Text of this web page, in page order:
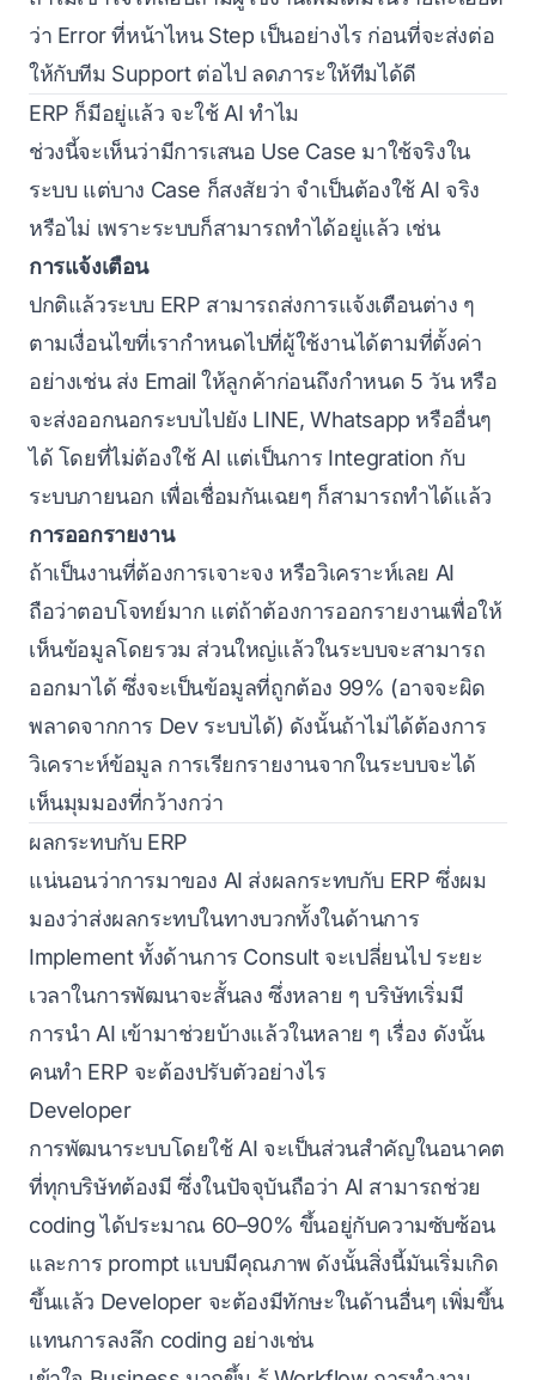
ว่า Error ที่หน้าไหน Step เป็นอย่างไร ก่อนที่จะส่งต่อ
ให้กับทีม Support ต่อไป ลดภาระให้ทีมได้ดี
ERP ก็มีอยู่แล้ว จะใช้ AI ทำไม
ช่วงนี้จะเห็นว่ามีการเสนอ Use Case มาใช้จริงใน
ระบบ แต่บาง Case ก็สงสัยว่า จำเป็นต้องใช้ AI จริง
หรือไม่ เพราะระบบก็สามารถทำได้อยู่แล้ว เช่น
การแจ้งเตือน
ปกติแล้วระบบ ERP สามารถส่งการแจ้งเตือนต่าง ๆ
ตามเงื่อนไขที่เรากำหนดไปที่ผู้ใช้งานได้ตามที่ตั้งค่า
อย่างเช่น ส่ง Email ให้ลูกค้าก่อนถึงกำหนด 5 วัน หรือ
จะส่งออกนอกระบบไปยัง LINE, Whatsapp หรืออื่นๆ
ได้ โดยที่ไม่ต้องใช้ AI แต่เป็นการ Integration กับ
ระบบภายนอก เพื่อเชื่อมกันเฉยๆ ก็สามารถทำได้แล้ว
การออกรายงาน
ถ้าเป็นงานที่ต้องการเจาะจง หรือวิเคราะห์เลย AI
ถือว่าตอบโจทย์มาก แต่ถ้าต้องการออกรายงานเพื่อให้
เห็นข้อมูลโดยรวม ส่วนใหญ่แล้วในระบบจะสามารถ
ออกมาได้ ซึ่งจะเป็นข้อมูลที่ถูกต้อง 99% (อาจจะผิด
พลาดจากการ Dev ระบบได้) ดังนั้นถ้าไม่ได้ต้องการ
วิเคราะห์ข้อมูล การเรียกรายงานจากในระบบจะได้
เห็นมุมมองที่กว้างกว่า
ผลกระทบกับ ERP
แน่นอนว่าการมาของ AI ส่งผลกระทบกับ ERP ซึ่งผม
มองว่าส่งผลกระทบในทางบวกทั้งในด้านการ
Implement ทั้งด้านการ Consult จะเปลี่ยนไป ระยะ
เวลาในการพัฒนาจะสั้นลง ซึ่งหลาย ๆ บริษัทเริ่มมี
การนำ AI เข้ามาช่วยบ้างแล้วในหลาย ๆ เรื่อง ดังนั้น
คนทำ ERP จะต้องปรับตัวอย่างไร
Developer
การพัฒนาระบบโดยใช้ AI จะเป็นส่วนสำคัญในอนาคต
ที่ทุกบริษัทต้องมี ซึ่งในปัจจุบันถือว่า AI สามารถช่วย
coding ได้ประมาณ 60–90% ขึ้นอยู่กับความซับซ้อน
และการ prompt แบบมีคุณภาพ ดังนั้นสิ่งนี้มันเริ่มเกิด
ขึ้นแล้ว Developer จะต้องมีทักษะในด้านอื่นๆ เพิ่มขึ้น
แทนการลงลึก coding อย่างเช่น